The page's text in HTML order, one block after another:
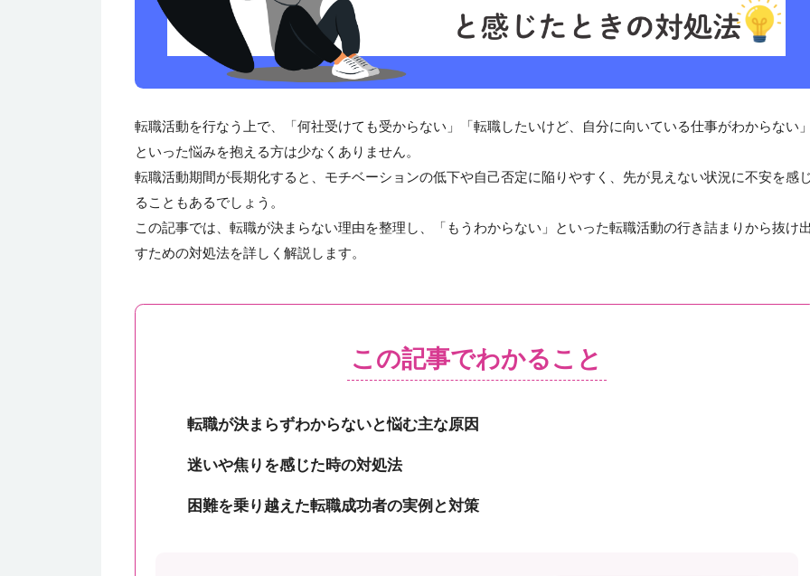
転職活動を行なう上で、「何社受けても受からない」「転職したいけど、自分に向いている仕事がわからない
といった悩みを抱える方は少なくありません。
転職活動期間が長期化すると、モチベーションの低下や自己否定に陥りやすく、先が見えない状況に不安を感
ることもあるでしょう。
この記事では、転職が決まらない理由を整理し、「もうわからない」といった転職活動の行き詰まりから抜け
すための対処法を詳しく解説します。
この記事でわかること
転職が決まらずわからないと悩む主な原因
迷いや焦りを感じた時の対処法
困難を乗り越えた転職成功者の実例と対策